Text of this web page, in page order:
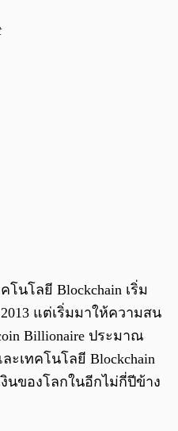
นโลยี Blockchain เริ่ม
แต่เริ่มมาให้ความสน
Billionaire ประมาณ
ะเทคโนโลยี Blockchain
นของโลกในอีกไม่กี่ปีข้าง